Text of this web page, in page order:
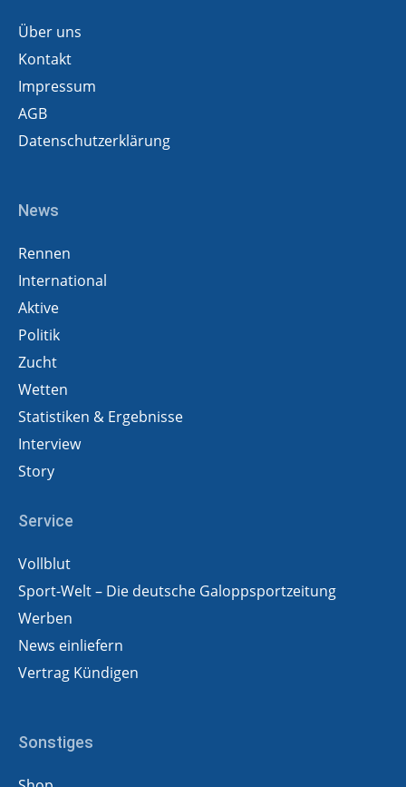
Über uns
Kontakt
Impressum
AGB
Datenschutzerklärung
News
Rennen
International
Aktive
Politik
Zucht
Wetten
Statistiken & Ergebnisse
Interview
Story
Service
Vollblut
Sport-Welt – Die deutsche Galoppsportzeitung
Werben
News einliefern
Vertrag Kündigen
Sonstiges